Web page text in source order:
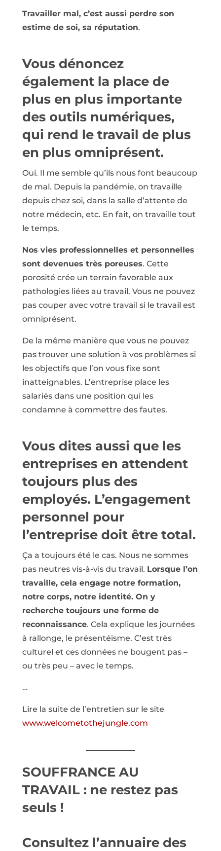
Travailler mal, c’est aussi perdre son
estime de soi, sa réputation.
Vous dénoncez
également la place de
plus en plus importante
des outils numériques,
qui rend le travail de plus
en plus omniprésent.
Oui. Il me semble qu’ils nous font beaucoup
de mal. Depuis la pandémie, on travaille
depuis chez soi, dans la salle d’attente de
notre médecin, etc. En fait, on travaille tout
le temps.
Nos vies professionnelles et personnelles
sont devenues très poreuses. Cette
porosité crée un terrain favorable aux
pathologies liées au travail. Vous ne pouvez
pas couper avec votre travail si le travail est
omniprésent.
De la même manière que vous ne pouvez
pas trouver une solution à vos problèmes si
les objectifs que l’on vous fixe sont
inatteignables. L’entreprise place les
salariés dans une position qui les
condamne à commettre des fautes.
Vous dites aussi que les
entreprises en attendent
toujours plus des
employés. L’engagement
personnel pour
l’entreprise doit être total.
Ça a toujours été le cas. Nous ne sommes
pas neutres vis-à-vis du travail. Lorsque l’on
travaille, cela engage notre formation,
notre corps, notre identité. On y
recherche toujours une forme de
reconnaissance. Cela explique les journées
à rallonge, le présentéisme. C’est très
culturel et ces données ne bougent pas –
ou très peu – avec le temps.
…
Lire la suite de l’entretien sur le site
www.welcometothejungle.com
SOUFFRANCE AU
TRAVAIL : ne restez pas
seuls !
Consultez l’annuaire des